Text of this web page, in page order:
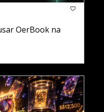
OfferBook na